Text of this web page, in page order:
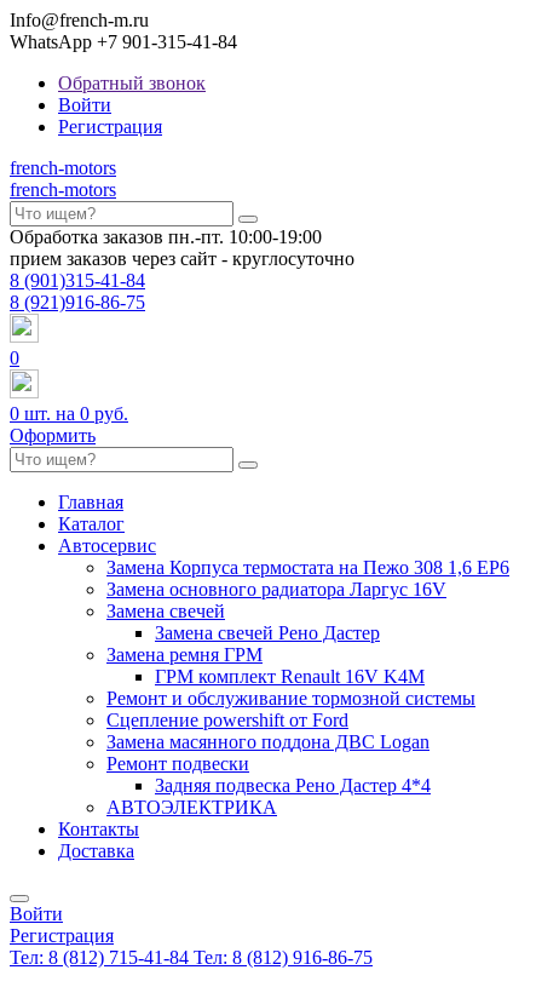
Info@french-m.ru
WhatsApp +7 901-315-41-84
Обратный звонок
Войти
Регистрация
french-motors
french-motors
Обработка заказов пн.-пт. 10:00-19:00
прием заказов через сайт - круглосуточно
8 (901)315-41-84
8 (921)916-86-75
0
0 шт. на 0 руб.
Оформить
Главная
Каталог
Автосервис
Замена Корпуса термостата на Пежо 308 1,6 EP6
Замена основного радиатора Ларгус 16V
Замена свечей
Замена свечей Рено Дастер
Замена ремня ГРМ
ГРМ комплект Renault 16V K4M
Ремонт и обслуживание тормозной системы
Сцепление powershift от Ford
Замена масянного поддона ДВС Logan
Ремонт подвески
Задняя подвеска Рено Дастер 4*4
АВТОЭЛЕКТРИКА
Контакты
Доставка
Войти
Регистрация
Тел: 8 (812) 715-41-84 Тел: 8 (812) 916-86-75